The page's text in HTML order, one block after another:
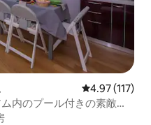
レビュー117
4.97 (117)
内のプール付きの素敵な1